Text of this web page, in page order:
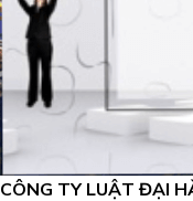
CÔNG TY LUẬT ĐẠI